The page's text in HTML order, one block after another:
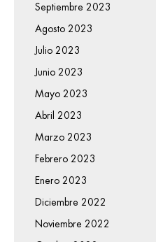
Septiembre 2023
Agosto 2023
Julio 2023
Junio 2023
Mayo 2023
Abril 2023
Marzo 2023
Febrero 2023
Enero 2023
Diciembre 2022
Noviembre 2022